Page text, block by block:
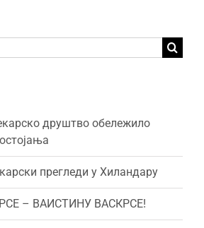
друштво обележило
прегледи у Хиландару
– ВАИСТИНУ ВАСКРСЕ!